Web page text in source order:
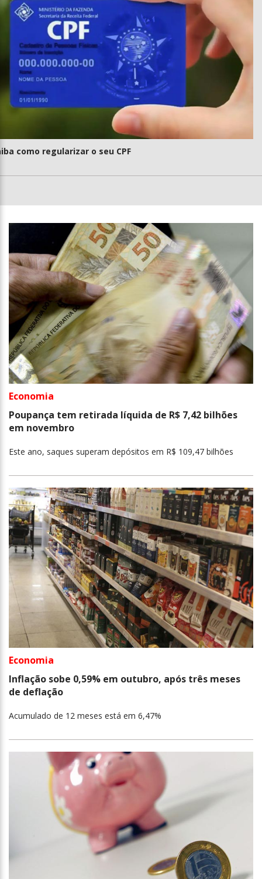
como regularizar o seu CPF
Economia
Poupança tem retirada líquida de R$ 7,42 bilhões
em novembro
Este ano, saques superam depósitos em R$ 109,47 bilhões
Economia
Inflação sobe 0,59% em outubro, após três meses
de deflação
Acumulado de 12 meses está em 6,47%